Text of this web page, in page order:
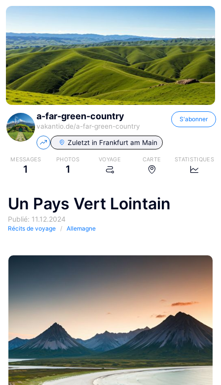
a-far-green-country
vakantio.de/a-far-green-country
S'abonner
Zuletzt in Frankfurt am Main
MESSAGES
1
PHOTOS
1
VOYAGE CARTE STATISTIQUES
Un Pays Vert Lointain
Publié: 11.12.2024
Récits de voyage Allemagne